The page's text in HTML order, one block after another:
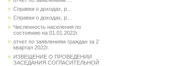
Справки о доходах, р...
Справки о доходах, р...
Численность населения по
состоянию на 01.01.2022г.
отчет по заявлениям граждан за 2
квартал 2022г.
ИЗВЕЩЕНИЕ О ПРОВЕДЕНИИ
ЗАСЕДАНИЯ СОГЛАСИТЕЛЬНОЙ